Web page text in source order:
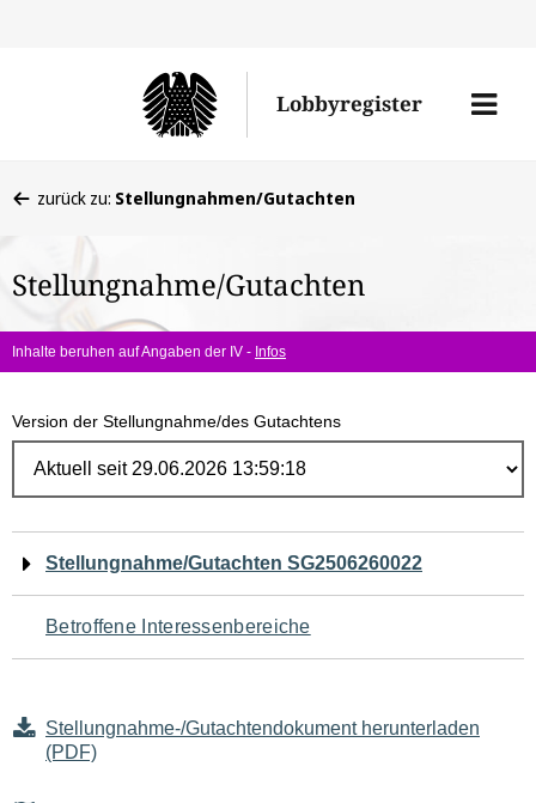
Lobbyregister
Menü
befinden
hier:
zurück zu: Stellungnahmen/Gutachten
Stellungnahme/Gutachten
Inhalte beruhen auf Angaben der IV - Infos
Version der Stellungnahme/des Gutachtens
Navigation
für
den
Seiteninhalt
Stellungnahme/Gutachten SG2506260022
Betroffene Interessenbereiche
Stellungnahme-/Gutachtendokument herunterladen
(PDF)